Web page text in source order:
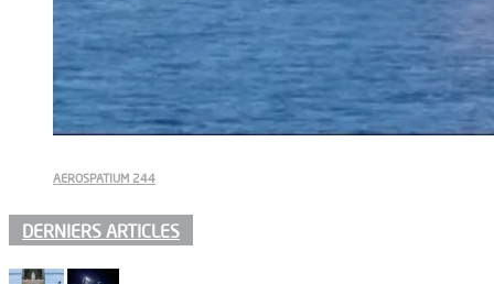
AEROSPATIUM 244
DERNIERS ARTICLES